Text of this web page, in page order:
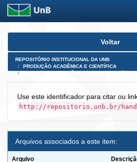
Skip
Voltar
REPOSITÓRIO INSTITUCIONAL DA UNB
PRODUÇÃO ACADÊMICA E CIENTÍFICA
Use este identificador para citar ou
http://repositorio.unb.br/
Arquivos associados a este item:
Arquivo